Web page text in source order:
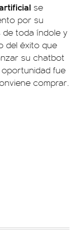
se
por su
toda índole y
del éxito que
su chatbot
fue
comprar.